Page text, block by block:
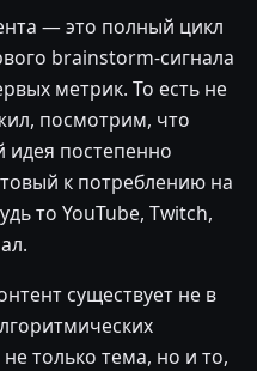
— это полный цикл
brainstorm-сигнала
метрик. То есть не
посмотрим, что
идея постепенно
к потреблению на
то YouTube, Twitch,
существует не в
только тема, но и то,